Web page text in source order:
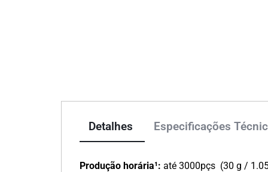
Detalhes Especificações
Produção horária¹: até 3000pçs (30 g /